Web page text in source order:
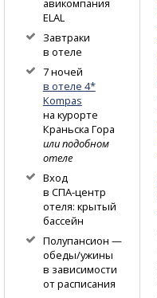
авикомпания
ELAL
Завтраки
в отеле
7 ночей
в отеле 4*
Kompas
на курорте
Краньска Гора
или подобном
отеле
Вход
в СПА-центр
отеля: крытый
бассейн
Полупансион —
обеды/ужины
в зависимости
от расписания